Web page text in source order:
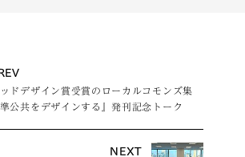
ドデザイン賞受賞のローカルコモンズ集
準公共をデザインする』発刊記念トーク
NEXT